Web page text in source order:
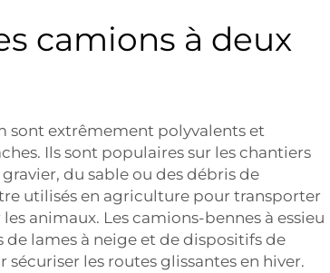
camions à deux
sont extrêmement polyvalents et
Ils sont populaires sur les chantiers
du sable ou des débris de
utilisés en agriculture pour transporter
animaux. Les camions-bennes à essieu
lames à neige et de dispositifs de
les routes glissantes en hiver.